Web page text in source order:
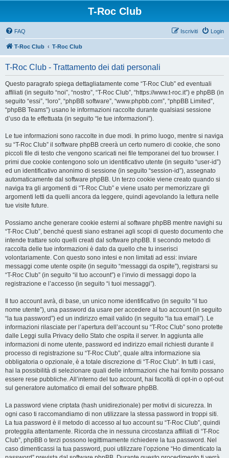
T-Roc Club
FAQ Login
Iscriviti
T-Roc Club T-Roc Club
T-Roc Club - Trattamento dei dati personali
Questo paragrafo spiega dettagliatamente come “T-Roc Club” ed eventuali
affiliati (in seguito “noi”, “nostro”, “T-Roc Club”, “https://www.t-roc.it”) e phpBB (in
seguito “essi”, “loro”, “phpBB software”, “www.phpbb.com”, “phpBB Limited”,
“phpBB Teams”) usano le informazioni raccolte durante qualsiasi sessione
d’uso da te effettuata (in seguito “le tue informazioni”).
Le tue informazioni sono raccolte in due modi. In primo luogo, mentre si naviga
su “T-Roc Club” il software phpBB creerà un certo numero di cookie, che sono
piccoli file di testo che vengono scaricati nei file temporanei del tuo browser. I
primi due cookie contengono solo un identificativo utente (in seguito “user-id”)
ed un identificativo anonimo di sessione (in seguito “session-id”), assegnato
automaticamente dal software phpBB. Un terzo cookie viene creato quando si
naviga tra gli argomenti di “T-Roc Club” e viene usato per memorizzare gli
argomenti letti da quelli ancora da leggere, quindi agevolando la lettura nelle
tue visite future.
Possiamo anche generare cookie esterni al software phpBB mentre navighi su
“T-Roc Club”, benché questi siano estranei agli scopi di questo documento che
intende trattare solo quelli creati dal software phpBB. Il secondo metodo di
raccolta delle tue informazioni è dato da quello che tu inserisci
volontariamente. Con questo sono intesi e non limitati ad essi: inviare
messaggi come utente ospite (in seguito “messaggi da ospite”), registrarsi su
“T-Roc Club” (in seguito “il tuo account”) e l’invio di messaggi dopo la
registrazione e l’accesso (in seguito “i tuoi messaggi”).
Il tuo account avrà, di base, un unico nome identificativo (in seguito “il tuo
nome utente”), una password da usare per accedere al tuo account (in seguito
“la tua password”) ed un indirizzo email valido (in seguito “la tua email”). Le
informazioni rilasciate per l’apertura dell’account su “T-Roc Club” sono protette
dalle Leggi sulla Privacy dello Stato che ospita il server. In aggiunta alle
informazioni di nome utente, password ed indirizzo email richiesti durante il
processo di registrazione su “T-Roc Club”, quale altra informazione sia
obbligatoria o opzionale, è a totale discrezione di “T-Roc Club”. In tutti i casi,
hai la possibilità di selezionare quali delle informazioni che hai fornito possano
essere rese pubbliche. All’interno del tuo account, hai facoltà di opt-in o opt-out
sul generatore automatico di email del software phpBB.
La password viene criptata (hash unidirezionale) per motivi di sicurezza. In
ogni caso ti raccomandiamo di non utilizzare la stessa password in troppi siti.
La tua password è il metodo di accesso al tuo account su “T-Roc Club”, quindi
proteggila attentamente. Ricorda che in nessuna circostanza affiliati di “T-Roc
Club”, phpBB o terzi possono legittimamente richiedere la tua password. Nel
caso dimenticassi la tua password, puoi utilizzare l’opzione “Ho dimenticato la